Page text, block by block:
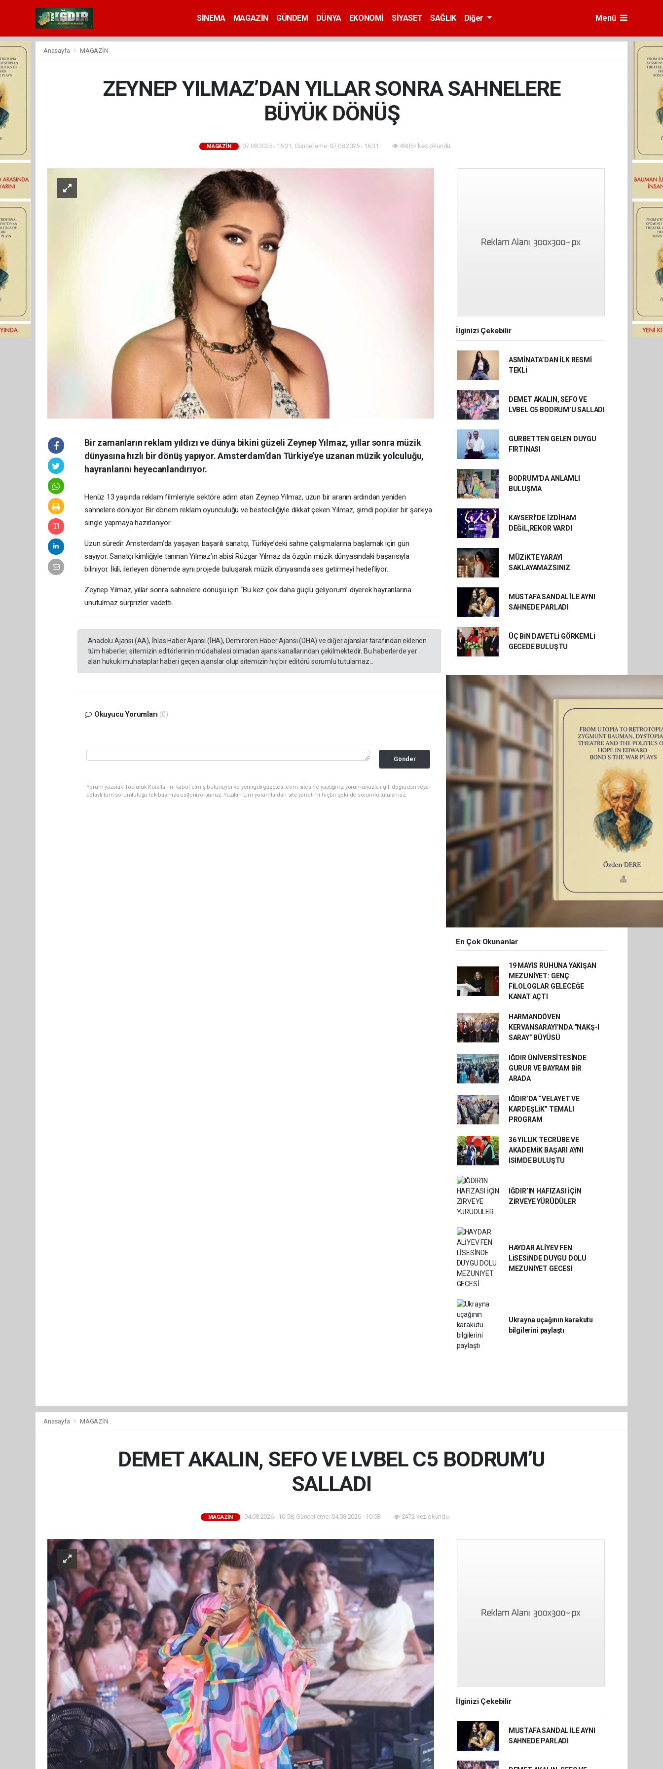
SİNEMA MAGAZİN GÜNDEM DÜNYA EKONOMİ SİYASET SAĞLIK Diğer Menü
Anasayfa MAGAZİN
ZEYNEP YILMAZ’DAN YILLAR SONRA SAHNELERE
BÜYÜK DÖNÜŞ
MAGAZİN 07.08.2025 - 16:31, Güncelleme: 07.08.2025 - 16:31 4805+ kez okundu.
Bir zamanların reklam yıldızı ve dünya bikini güzeli Zeynep Yılmaz, yıllar sonra müzik
dünyasına hızlı bir dönüş yapıyor. Amsterdam’dan Türkiye’ye uzanan müzik yolculuğu,
hayranlarını heyecanlandırıyor.
Henüz 13 yaşında reklam filmleriyle sektöre adım atan Zeynep Yılmaz, uzun bir aranın ardından yeniden
sahnelere dönüyor. Bir dönem reklam oyunculuğu ve besteciliğiyle dikkat çeken Yılmaz, şimdi popüler bir şarkıya
single yapmaya hazırlanıyor.
Uzun süredir Amsterdam’da yaşayan başarılı sanatçı, Türkiye’deki sahne çalışmalarına başlamak için gün
sayıyor. Sanatçı kimliğiyle tanınan Yılmaz’ın abisi Rüzgar Yılmaz da özgün müzik dünyasındaki başarısıyla
biliniyor. İkili, ilerleyen dönemde aynı projede buluşarak müzik dünyasında ses getirmeyi hedefliyor.
Zeynep Yılmaz, yıllar sonra sahnelere dönüşü için “Bu kez çok daha güçlü geliyorum” diyerek hayranlarına
unutulmaz sürprizler vadetti.
Anadolu Ajansı (AA), İhlas Haber Ajansı (İHA), Demirören Haber Ajansı (DHA) ve diğer ajanslar tarafından eklenen
tüm haberler, sitemizin editörlerinin müdahalesi olmadan ajans kanallarından çekilmektedir. Bu haberlerde yer
alan hukuki muhataplar haberi geçen ajanslar olup sitemizin hiç bir editörü sorumlu tutulamaz...
Okuyucu Yorumları (0)
Gönder
Yorum yazarak Topluluk Kuralları’nı kabul etmiş bulunuyor ve yeniigdirgazetesi.com sitesine yaptığınız yorumunuzla ilgili doğrudan veya
dolaylı tüm sorumluluğu tek başınıza üstleniyorsunuz. Yazılan tüm yorumlardan site yönetimi hiçbir şekilde sorumlu tutulamaz.
İlginizi Çekebilir
ASMİNATA’DAN İLK RESMİ
TEKLİ
DEMET AKALIN, SEFO VE
LVBEL C5 BODRUM’U SALLADI
GURBETTEN GELEN DUYGU
FIRTINASI
BODRUM’DA ANLAMLI
BULUŞMA
KAYSERİ’DE İZDİHAM
DEĞİL,REKOR VARDI
MÜZİKTE YARAYI
SAKLAYAMAZSINIZ
MUSTAFA SANDAL İLE AYNI
SAHNEDE PARLADI
ÜÇ BİN DAVETLİ GÖRKEMLİ
GECEDE BULUŞTU
En Çok Okunanlar
19 MAYIS RUHUNA YAKIŞAN
MEZUNİYET: GENÇ
FİLOLOGLAR GELECEĞE
KANAT AÇTI
HARMANDÖVEN
KERVANSARAYI’NDA “NAKŞ-I
SARAY” BÜYÜSÜ
IĞDIR ÜNİVERSİTESİNDE
GURUR VE BAYRAM BİR
ARADA
IĞDIR’DA “VELAYET VE
KARDEŞLİK” TEMALI
PROGRAM
36 YILLIK TECRÜBE VE
AKADEMİK BAŞARI AYNI
İSİMDE BULUŞTU
IĞDIR’IN HAFIZASI İÇİN
ZİRVEYE YÜRÜDÜLER
HAYDAR ALİYEV FEN
LİSESİNDE DUYGU DOLU
MEZUNİYET GECESİ
Ukrayna uçağının karakutu
bilgilerini paylaştı
Anasayfa MAGAZİN
DEMET AKALIN, SEFO VE LVBEL C5 BODRUM’U
SALLADI
MAGAZİN 04.08.2026 - 10:58, Güncelleme: 04.08.2026 - 10:58 2472 kez okundu.
İlginizi Çekebilir
MUSTAFA SANDAL İLE AYNI
SAHNEDE PARLADI